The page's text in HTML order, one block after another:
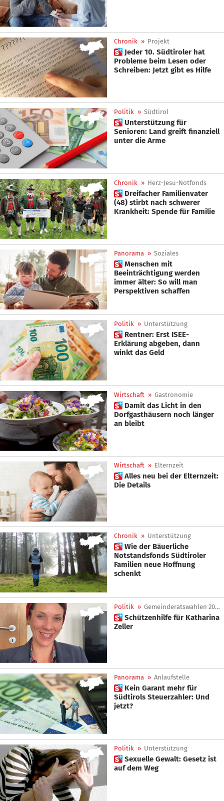
Chronik » Projekt
 Jeder 10. Südtiroler hat
Probleme beim Lesen oder
Schreiben: Jetzt gibt es Hilfe
Politik » Südtirol
 Unterstützung für
Senioren: Land greift finanziell
unter die Arme
Chronik » Herz-Jesu-Notfonds
 Dreifacher Familienvater
(48) stirbt nach schwerer
Krankheit: Spende für Familie
Panorama » Soziales
 Menschen mit
Beeinträchtigung werden
immer älter: So will man
Perspektiven schaffen
Politik » Unterstützung
 Rentner: Erst ISEE-
Erklärung abgeben, dann
winkt das Geld
Wirtschaft » Gastronomie
 Damit das Licht in den
Dorfgasthäusern noch länger
an bleibt
Wirtschaft » Elternzeit
 Alles neu bei der Elternzeit:
Die Details
Chronik » Unterstützung
 Wie der Bäuerliche
Notstandsfonds Südtiroler
Familien neue Hoffnung
schenkt
Politik » Gemeinderatswahlen 2025
 Schützenhilfe für Katharina
Zeller
Panorama » Anlaufstelle
 Kein Garant mehr für
Südtirols Steuerzahler: Und
jetzt?
Politik » Unterstützung
 Sexuelle Gewalt: Gesetz ist
auf dem Weg